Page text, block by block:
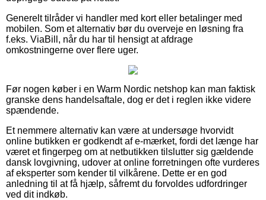
Generelt tilråder vi handler med kort eller betalinger med
mobilen. Som et alternativ bør du overveje en løsning fra
f.eks. ViaBill, når du har til hensigt at afdrage
omkostningerne over flere uger.
Før nogen køber i en Warm Nordic netshop kan man faktisk
granske dens handelsaftale, dog er det i reglen ikke videre
spændende.
Et nemmere alternativ kan være at undersøge hvorvidt
online butikken er godkendt af e-mærket, fordi det længe har
været et fingerpeg om at netbutikken tilslutter sig gældende
dansk lovgivning, udover at online forretningen ofte vurderes
af eksperter som kender til vilkårene. Dette er en god
anledning til at få hjælp, såfremt du forvoldes udfordringer
ved dit indkøb.